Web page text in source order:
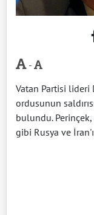
-
Vatan Partisi lideri
ordusunun
bulundu.
gibi Rusya ve